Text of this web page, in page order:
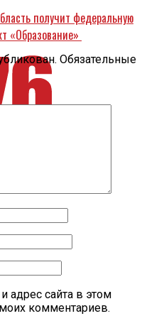
получит федеральную
«Образование»
Обязательные
адрес сайта в этом
комментариев.